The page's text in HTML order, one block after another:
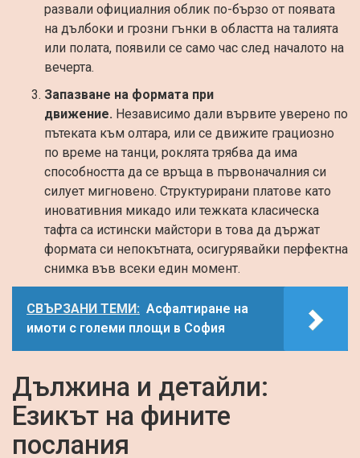
развали официалния облик по-бързо от появата
на дълбоки и грозни гънки в областта на талията
или полата, появили се само час след началото на
вечерта.
Запазване на формата при
движение. Независимо дали вървите уверено по
пътеката към олтара, или се движите грациозно
по време на танци, роклята трябва да има
способността да се връща в първоначалния си
силует мигновено. Структурирани платове като
иновативния микадо или тежката класическа
тафта са истински майстори в това да държат
формата си непокътната, осигурявайки перфектна
снимка във всеки един момент.
СВЪРЗАНИ ТЕМИ: Асфалтиране на
имоти с големи площи в София
Дължина и детайли:
Езикът на фините
послания